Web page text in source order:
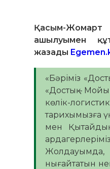
Қасым-Жомарт
ашылуымен
жазады
«Бәріміз
«Достық –
көлік-
тарихымызға
мен
Жолдауымда,
нығайтатын